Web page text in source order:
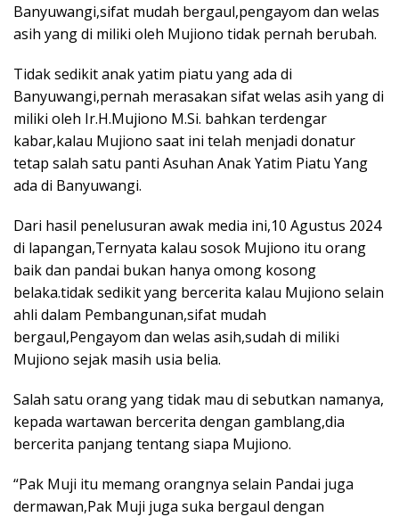
Banyuwangi,sifat mudah bergaul,pengayom dan welas
asih yang di miliki oleh Mujiono tidak pernah berubah.
Tidak sedikit anak yatim piatu yang ada di
Banyuwangi,pernah merasakan sifat welas asih yang di
miliki oleh Ir.H.Mujiono M.Si. bahkan terdengar
kabar,kalau Mujiono saat ini telah menjadi donatur
tetap salah satu panti Asuhan Anak Yatim Piatu Yang
ada di Banyuwangi.
Dari hasil penelusuran awak media ini,10 Agustus 2024
di lapangan,Ternyata kalau sosok Mujiono itu orang
baik dan pandai bukan hanya omong kosong
belaka.tidak sedikit yang bercerita kalau Mujiono selain
ahli dalam Pembangunan,sifat mudah
bergaul,Pengayom dan welas asih,sudah di miliki
Mujiono sejak masih usia belia.
Salah satu orang yang tidak mau di sebutkan namanya,
kepada wartawan bercerita dengan gamblang,dia
bercerita panjang tentang siapa Mujiono.
“Pak Muji itu memang orangnya selain Pandai juga
dermawan,Pak Muji juga suka bergaul dengan